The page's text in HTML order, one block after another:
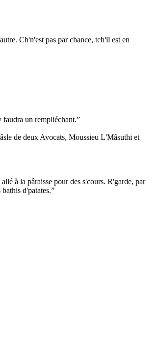
Ch'n'est pas par chance, tch'il est en
faudra un rempliéchant.”
de deux Avocats, Moussieu L'Mâsuthi et
à la pâraisse pour des s'cours. R'garde, par
d'patates.”